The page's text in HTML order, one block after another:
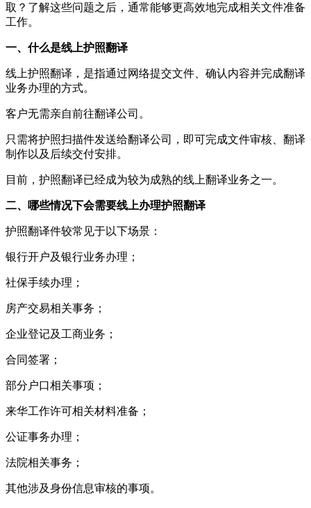
取？了解这些问题之后，通常能够更高效地完成相关文件准备
工作。
一、什么是线上护照翻译
线上护照翻译，是指通过网络提交文件、确认内容并完成翻译
业务办理的方式。
客户无需亲自前往翻译公司。
只需将护照扫描件发送给翻译公司，即可完成文件审核、翻译
制作以及后续交付安排。
目前，护照翻译已经成为较为成熟的线上翻译业务之一。
二、哪些情况下会需要线上办理护照翻译
护照翻译件较常见于以下场景：
银行开户及银行业务办理；
社保手续办理；
房产交易相关事务；
企业登记及工商业务；
合同签署；
部分户口相关事项；
来华工作许可相关材料准备；
公证事务办理；
法院相关事务；
其他涉及身份信息审核的事项。